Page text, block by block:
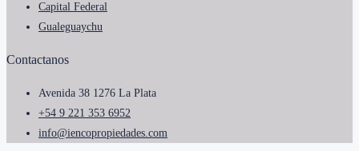
Capital Federal
Gualeguaychu
Contactanos
Avenida 38 1276 La Plata
+54 9 221 353 6952
info@iencopropiedades.com